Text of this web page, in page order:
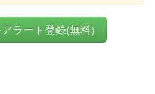
ラート登録(無料)